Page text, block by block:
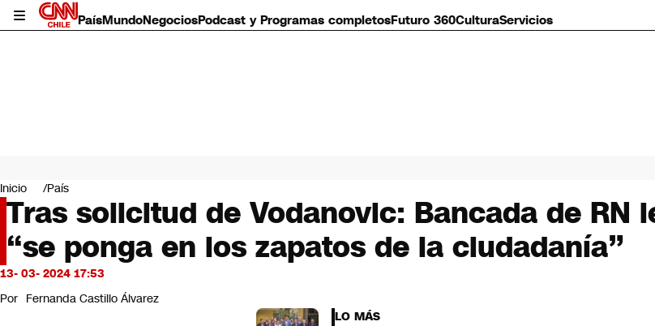
PaísMundoNegociosPodcast y Programas completosFuturo 360CulturaServicios
Mundo
Negocios
Deportes
Programas completos
Cultura
Servicios
Bits
CNN Data
Inicio País
Tras solicitud de Vodanovic: Bancada de RN
“se ponga en los zapatos de la ciudadanía”
13- 03- 2024 17:53
Por Fernanda Castillo Álvarez
LO MÁS